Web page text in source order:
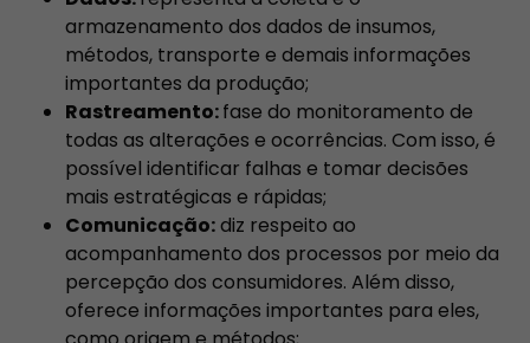
armazenamento dos dados de insumos,
métodos, transporte e demais informações
importantes da produção;
Rastreamento:fase do monitoramento de
todas as alterações e ocorrências. Com isso, é
possível identificar falhas e tomar decisões
mais estratégicas e rápidas;
Comunicação:diz respeito ao
acompanhamento dos processos por meio da
percepção dos consumidores. Além disso,
oferece informações importantes para eles,